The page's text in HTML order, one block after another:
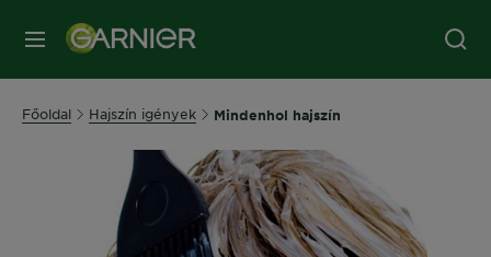
MENÜ
Főoldal Hajszín igények Mindenhol hajszín